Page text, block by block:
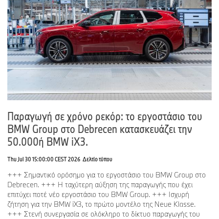
-Τέλος Δελτίου Τύπου -
Το BMW Group
Με τις τέσσερις μάρκες του, BMW, MINI, Rolls-Royce και BMW
Motorrad, το BMW Group είναι ο Νο. 1 premium κατασκευαστής
αυτοκινήτων και μοτοσικλετών σε όλο τον κόσμο, ενώ παράλληλα
προσφέρει premium χρηματοοικονομικές υπηρεσίες και υπηρεσίες
πάνω από 30 εγκαταστάσεις παραγωγής σε όλο τον κόσμο. Η
εταιρεία έχει ένα παγκόσμιο δίκτυο πωλήσεων σε περισσότερες
από 140 χώρες.
αυτοκίνητα και περισσότερες από 210.000 μοτοσικλέτες
παγκοσμίως. Το κέρδος προ φόρων για το οικονομικό έτος 2024
ήταν 11,0 δισεκατομμύρια ευρώ, με έσοδα που ανήλθαν στα 142,4
δισεκατομμύρια ευρώ. Στις 31 Δεκεμβρίου του 2024, το BMW
Παραγωγή σε χρόνο ρεκόρ: το εργοστάσιο του
BMW Group στο Debrecen κατασκευάζει την
50.000ή BMW iX3.
Thu Jul 30 15:00:00 CEST 2026 Δελτίο τύπου
+++ Σημαντικό ορόσημο για το εργοστάσιο του BMW Group στο
Debrecen. +++ Η ταχύτερη αύξηση της παραγωγής που έχει
επιτύχει ποτέ νέο εργοστάσιο του BMW Group. +++ Ισχυρή
ζήτηση για την BMW iX3, το πρώτο μοντέλο της Neue Klasse.
+++ Στενή συνεργασία σε ολόκληρο το δίκτυο παραγωγής του